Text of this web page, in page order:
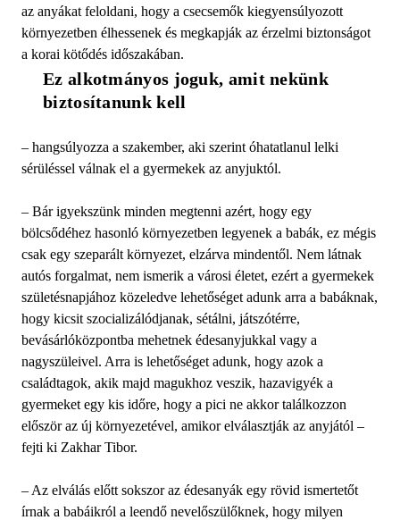
az anyákat feloldani, hogy a csecsemők kiegyensúlyozott
környezetben élhessenek és megkapják az érzelmi biztonságot
a korai kötődés időszakában.
Ez alkotmányos joguk, amit nekünk
biztosítanunk kell
– hangsúlyozza a szakember, aki szerint óhatatlanul lelki
sérüléssel válnak el a gyermekek az anyjuktól.
– Bár igyekszünk minden megtenni azért, hogy egy
bölcsődéhez hasonló környezetben legyenek a babák, ez mégis
csak egy szeparált környezet, elzárva mindentől. Nem látnak
autós forgalmat, nem ismerik a városi életet, ezért a gyermekek
születésnapjához közeledve lehetőséget adunk arra a babáknak,
hogy kicsit szocializálódjanak, sétálni, játszótérre,
bevásárlóközpontba mehetnek édesanyjukkal vagy a
nagyszüleivel. Arra is lehetőséget adunk, hogy azok a
családtagok, akik majd magukhoz veszik, hazavigyék a
gyermeket egy kis időre, hogy a pici ne akkor találkozzon
először az új környezetével, amikor elválasztják az anyjától –
fejti ki Zakhar Tibor.
– Az elválás előtt sokszor az édesanyák egy rövid ismertetőt
írnak a babáikról a leendő nevelőszülőknek, hogy milyen